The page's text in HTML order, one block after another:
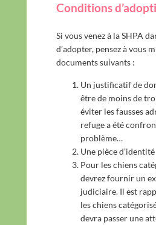
Conditions
Si vous venez à la SHPA
d’adopter, pensez à vous
documents suivants :
Un justificatif de
être de moins de
éviter les fausses
refuge a été
problème…
Une pièce d’identité
Pour les chiens
devrez fournir un
judiciaire. Il est
les chiens
devra passer une